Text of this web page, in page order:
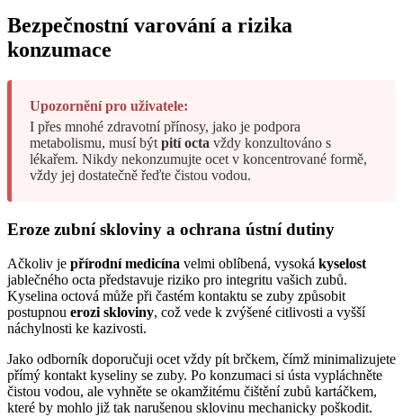
Bezpečnostní varování a rizika
konzumace
Upozornění pro uživatele:
I přes mnohé zdravotní přínosy, jako je podpora
metabolismu, musí být pití octa vždy konzultováno s
lékařem. Nikdy nekonzumujte ocet v koncentrované formě,
vždy jej dostatečně řeďte čistou vodou.
Eroze zubní skloviny a ochrana ústní dutiny
Ačkoliv je přírodní medicína velmi oblíbená, vysoká kyselost
jablečného octa představuje riziko pro integritu vašich zubů.
Kyselina octová může při častém kontaktu se zuby způsobit
postupnou erozi skloviny, což vede k zvýšené citlivosti a vyšší
náchylnosti ke kazivosti.
Jako odborník doporučuji ocet vždy pít brčkem, čímž minimalizujete
přímý kontakt kyseliny se zuby. Po konzumaci si ústa vypláchněte
čistou vodou, ale vyhněte se okamžitému čištění zubů kartáčkem,
které by mohlo již tak narušenou sklovinu mechanicky poškodit.